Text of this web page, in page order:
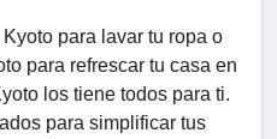
para lavar tu ropa o
para refrescar tu casa en
los tiene todos para ti.
​​para simplificar tus